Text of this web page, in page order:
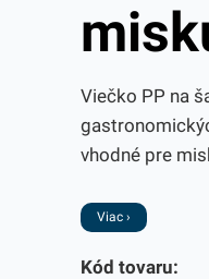
Viečko PP na
vhodné pre
Viac ›
Kód tovaru: